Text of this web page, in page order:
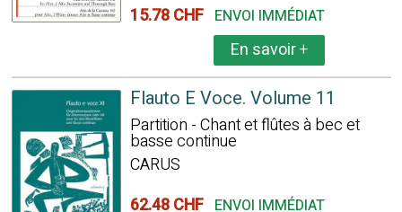
15.78 CHF ENVOI IMMÉDIAT
En savoir+
Flauto E Voce. Volume 11
Partition - Chant et flûtes à bec et
basse continue
CARUS
62.48 CHF ENVOI IMMÉDIAT